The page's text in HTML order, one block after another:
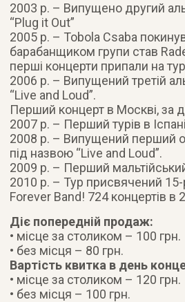
2003 р. – Випущено другий
“Plug it Out”
2005 р. – Tobola Csaba
барабанщиком групи став
перші концерти припали на
2006 р. – Випущений третій
“Live and Loud”.
Перший концерт в Москві, за
2007 р. – Перший турів в
2008 р. – Випущений перший
під назвою “Live and Loud”.
2009 р. – Перший
2010 р. – Тур присвячений
Forever Band! 724 концертів в
Діє попередній продаж:
• місце за столиком – 100 грн.
• без місця – 80 грн.
Вартість квитка в день
• місце за столиком – 120 грн.
• без місця – 100 грн.